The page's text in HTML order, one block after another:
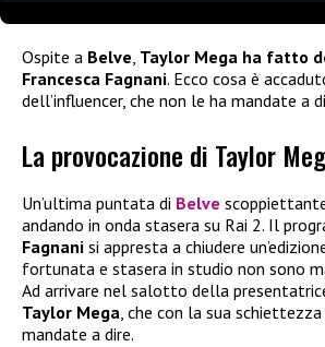
Ospite a Belve Taylor Mega ha fatto
Francesca Fagnani. Ecco cosa è
dell’influencer, che non le ha mandate a
La provocazione di Taylor
Un’ultima puntata di Belve
andando in onda stasera su Rai 2. Il
Fagnani si appresta a chiudere
fortunata e stasera in studio non sono
Ad arrivare nel salotto della
Taylor Mega, che con la sua
mandate a dire.